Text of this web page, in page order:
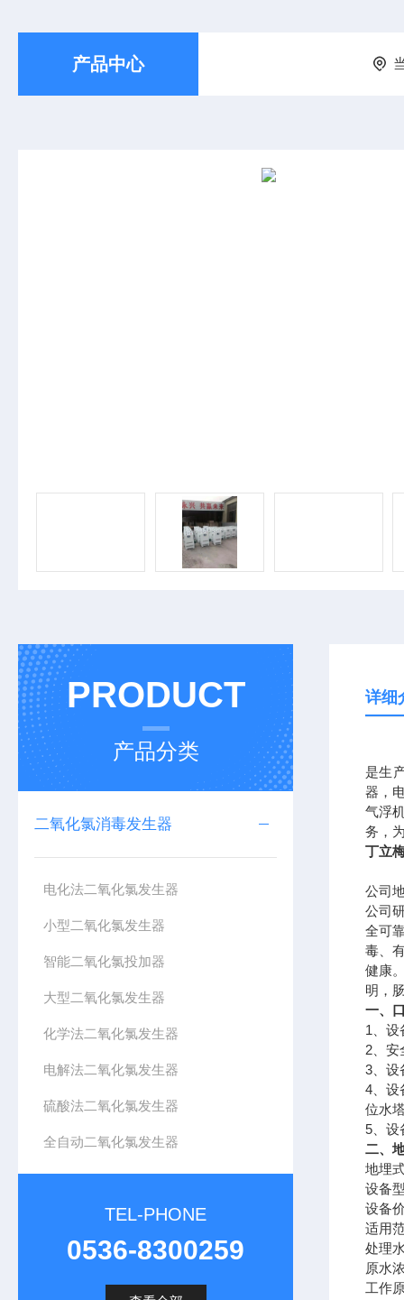
产品中心
PRODUCT
产品分类
二氧化氯消毒发生器
电化法二氧化氯发生器
小型二氧化氯发生器
智能二氧化氯投加器
大型二氧化氯发生器
化学法二氧化氯发生器
电解法二氧化氯发生器
硫酸法二氧化氯发生器
全自动二氧化氯发生器
TEL-PHONE
0536-8300259
详细
是生
器，
气浮
务，
丁立
公司
公司
全可
毒、
健康
明，
一、
1 、
2 、
3 、
4 、
位水
5 、
二、
地埋
设备
设备
适用
处理
原水
工作